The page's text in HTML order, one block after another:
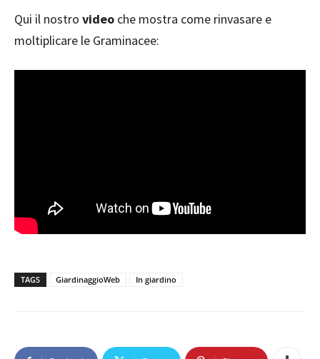
Qui il nostro video che mostra come rinvasare e
moltiplicare le Graminacee:
TAGS GiardinaggioWeb In giardino